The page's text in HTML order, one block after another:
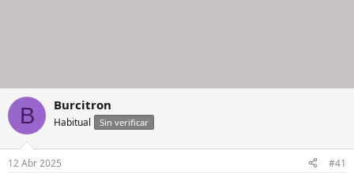
B Burcitron
Habitual Sin verificar
12 Abr 2025 #41